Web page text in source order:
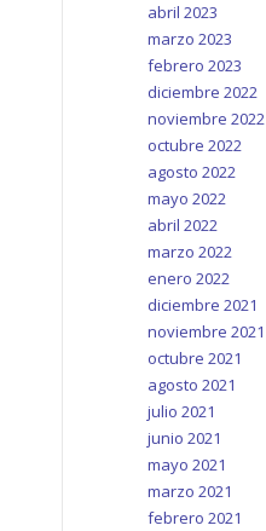
abril 2023
marzo 2023
febrero 2023
diciembre 2022
noviembre 2022
octubre 2022
agosto 2022
mayo 2022
abril 2022
marzo 2022
enero 2022
diciembre 2021
noviembre 2021
octubre 2021
agosto 2021
julio 2021
junio 2021
mayo 2021
marzo 2021
febrero 2021